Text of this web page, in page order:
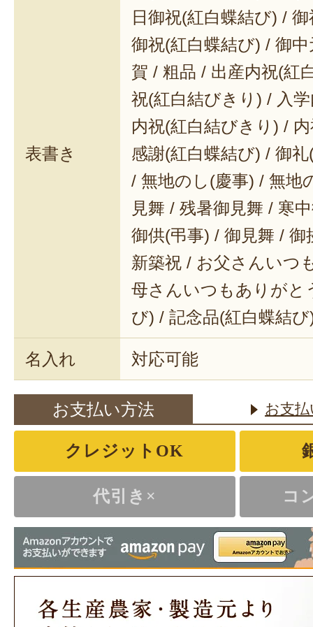
表書き
日御祝(紅白蝶結び) /
御祝(紅白蝶結び) / 御
賀 / 粗品 / 出産内祝(紅
祝(紅白結びきり) / 入
内祝(紅白結びきり) /
感謝(紅白蝶結び) / 御
/ 無地のし(慶事) / 無地
見舞 / 残暑御見舞 / 寒
御供(弔事) / 御見舞 / 御
新築祝 / お父さんいつ
母さんいつもありがと
び) / 記念品(紅白蝶結び
名入れ 対応可能
お支払い方法 お支
クレジットOK
代引き× コ